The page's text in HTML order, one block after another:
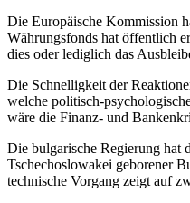
Die Europäische Kommission
Währungsfonds hat öffentlich
dies oder lediglich das
Die Schnelligkeit der
welche politisch-
wäre die Finanz- und
Die bulgarische Regierung hat
Tschechoslowakei geborener
technische Vorgang zeigt auf